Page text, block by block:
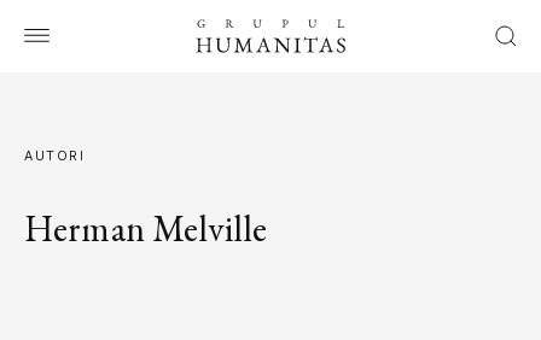
AUTORI
Herman Melville